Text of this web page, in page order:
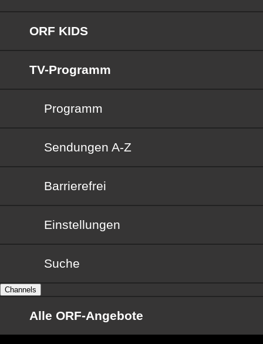
ORF KIDS
TV-Programm
Programm
Sendungen von A bis Z
Sendungen A-Z
Barrierefrei
Barrierefrei
Einstellungen
Suche
Channels
Alle ORF-Angebote